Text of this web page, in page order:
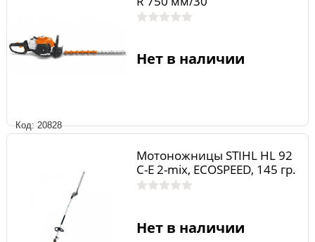
Код: 20828
Нет в наличии
Мотоножницы STIHL HL 92
С-Е 2-mix, ECOSPEED, 145 гр.
Нет в наличии